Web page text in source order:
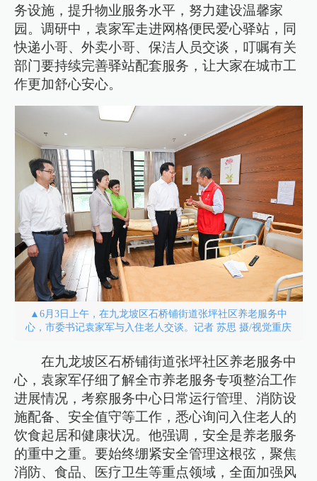
务设施，提升物业服务水平，努力建设温馨家
园。调研中，袁家军走进网格便民爱心驿站，同
快递小哥、外卖小哥、保洁人员交谈，叮嘱有关
部门要持续完善驿站配套服务，让大家在城市工
作更加舒心安心。
▲6月3日上午，在九龙坡区石桥铺街道张坪社区养老服务中
心，市委书记袁家军与入住老人交谈。记者 苏思 摄/视觉重庆
在九龙坡区石桥铺街道张坪社区养老服务中
心，袁家军仔细了解全市养老服务专项整治工作
进展情况，考察服务中心日常运行管理、消防设
施配备、安全值守等工作，悉心询问入住老人的
饮食起居和健康状况。他强调，安全是养老服务
的重中之重。要始终绷紧安全管理这根弦，聚焦
消防、食品、医疗卫生等重点领域，全面加强风